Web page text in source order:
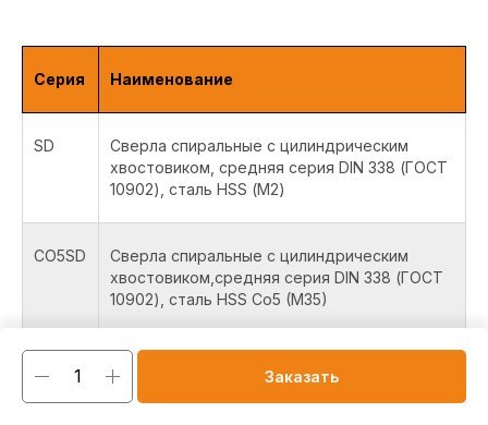
Серия Наименование
SD
Сверла спиральные с цилиндрическим
хвостовиком, средняя серия DIN 338 (ГОСТ
10902), сталь HSS (М2)
CO5SD
Сверла спиральные с цилиндрическим
хвостовиком,средняя серия DIN 338 (ГОСТ
10902), сталь HSS Co5 (M35)
CO8SD
Сверла спиральные с цилиндрическим
хвостовиком, средняя серия DIN 338 (ГОСТ
10902), сталь HSS Co8 (M42)
Заказать